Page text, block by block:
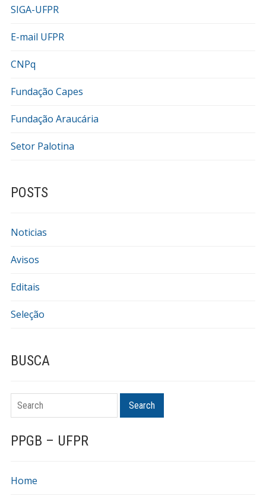
SIGA-UFPR
E-mail UFPR
CNPq
Fundação Capes
Fundação Araucária
Setor Palotina
POSTS
Noticias
Avisos
Editais
Seleção
BUSCA
Search Search
PPGB – UFPR
Home